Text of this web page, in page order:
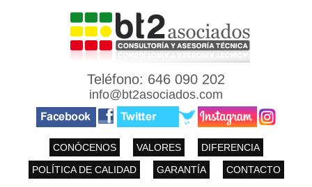
Teléfono: 646 090 202
info@bt2asociados.com
CONÓCENOS VALORES
DIFERENCIA
POLÍTICA DE CALIDAD
GARANTÍA CONTACTO